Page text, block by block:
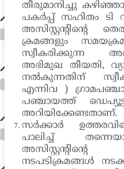
തീരുമാനിച്ചു
പകർപ്പ് സഹിതം ടി
അസിസ്റ്റന്റിന്റെ
ക്രമങ്ങളും
സ്വീകരിക്കുന്ന
അഭിമുഖ തീയതി,
നൽകുന്നതിന്
എന്നിവ )
പഞ്ചായത്ത്
അറിയിക്കേണ്ടതാണ്.
സർക്കാർ
പാലിച്ച്
നടപടിക്രമങ്ങൾ